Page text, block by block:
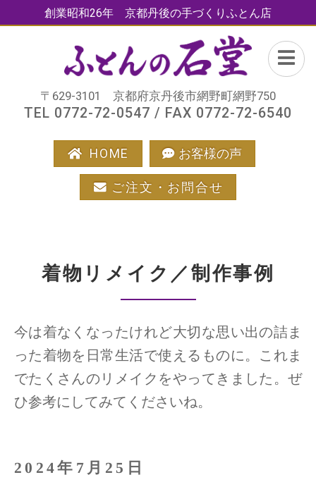
創業昭和26年 京都丹後の手づくりふとん店
〒629-3101 京都府京丹後市網野町網野750
TEL 0772-72-0547 / FAX 0772-72-6540
HOME お客様の声
ご注文・お問合せ
着物リメイク／制作事例
今は着なくなったけれど大切な思い出の詰ま
った着物を日常生活で使えるものに。 これま
でたくさんのリメイクをやってきました。ぜ
ひ参考にしてみてくださいね。
2024年7月25日